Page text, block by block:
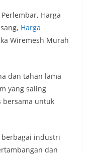
Harga
Harga
Wiremesh Murah
dan tahan lama
yang saling
bersama untuk
industri
dan